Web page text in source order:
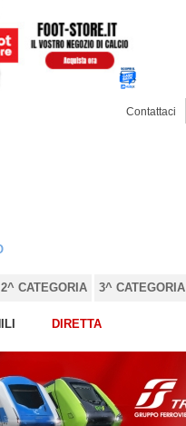
Contattaci
2^ CATEGORIA 3^ CATEGORIA
DIRETTA